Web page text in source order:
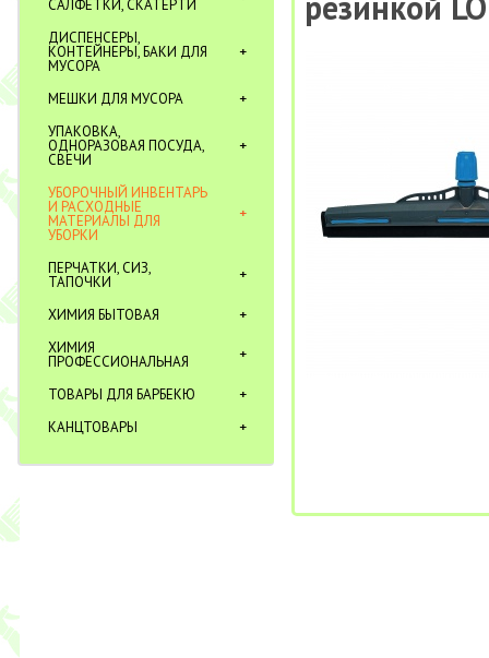
САЛФЕТКИ, СКАТЕРТИ
ДИСПЕНСЕРЫ,
КОНТЕЙНЕРЫ, БАКИ ДЛЯ
МУСОРА
МЕШКИ ДЛЯ МУСОРА
УПАКОВКА,
ОДНОРАЗОВАЯ ПОСУДА,
СВЕЧИ
УБОРОЧНЫЙ ИНВЕНТАРЬ
И РАСХОДНЫЕ
МАТЕРИАЛЫ ДЛЯ
УБОРКИ
ПЕРЧАТКИ, СИЗ,
ТАПОЧКИ
ХИМИЯ БЫТОВАЯ
ХИМИЯ
ПРОФЕССИОНАЛЬНАЯ
ТОВАРЫ ДЛЯ БАРБЕКЮ
КАНЦТОВАРЫ